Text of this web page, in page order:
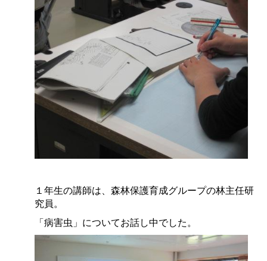
１年生の講師は、森林保護育成グループの林主任研
究員。
「病害虫」についてお話し中でした。